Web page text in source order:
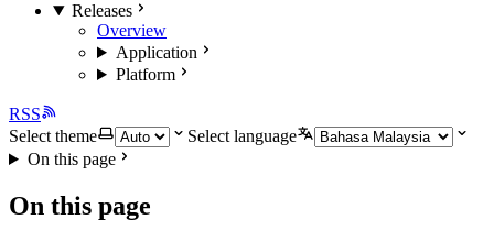
Releases
Overview
Application
Platform
RSS
Select theme
Select language
On this page
On this page